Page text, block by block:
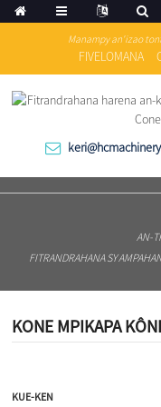
Manampy an'izao
FIVELOMANA
AN-
FITRANDRAHANA SY
KONE MPIKAPA
KUE-KEN